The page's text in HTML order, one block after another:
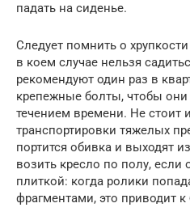
падать на сиденье.
Следует помнить о
в коем случае нельзя
рекомендуют один раз в
крепежные болты, чтобы они
течением времени. Не стоит
транспортировки тяжелых
портится обивка и выходят
возить кресло по полу,
плиткой: когда ролики
фрагментами, это приводит